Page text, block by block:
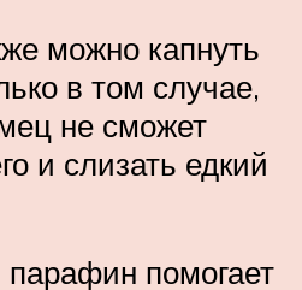
можно капнуть
в том случае,
не сможет
и слизать едкий
помогает